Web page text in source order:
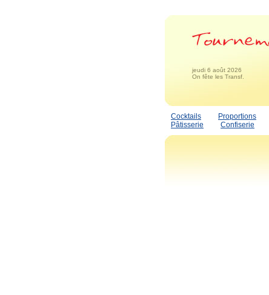
jeudi 6 août 2026
On fête les Transf.
Cocktails Proportions
Pâtisserie
Confiserie